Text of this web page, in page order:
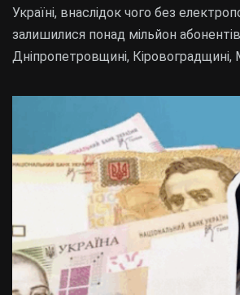
Україні, внаслідок чого без
залишилися понад мільйон абонентів
Дніпропетровщині, Кіровоградщині,